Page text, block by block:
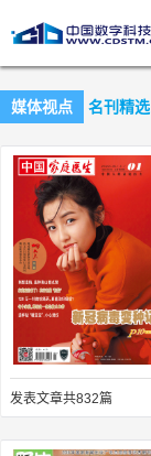
媒体视点 名刊精选
发表文章共832篇